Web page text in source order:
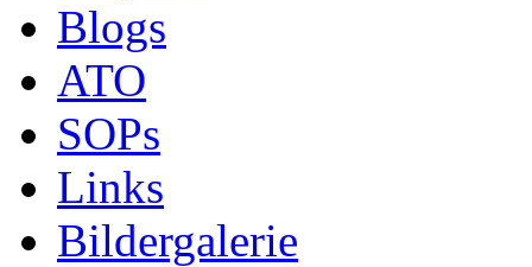
Blogs
ATO
SOPs
Links
Bildergalerie